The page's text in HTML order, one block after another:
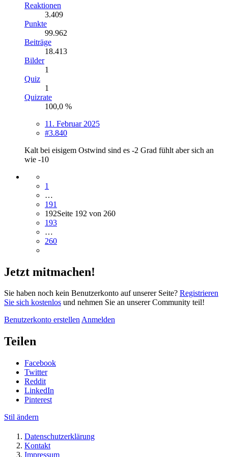
Reaktionen
3.409
Punkte
99.962
Beiträge
18.413
Bilder
1
Quiz
1
Quizrate
100,0 %
11. Februar 2025
#3.840
Kalt bei eisigem Ostwind sind es -2 Grad fühlt aber sich an
wie -10
1
…
191
192Seite 192 von 260
193
…
260
Jetzt mitmachen!
Sie haben noch kein Benutzerkonto auf unserer Seite? Registrieren
Sie sich kostenlos und nehmen Sie an unserer Community teil!
Benutzerkonto erstellenAnmelden
Teilen
Facebook
Twitter
Reddit
LinkedIn
Pinterest
Stil ändern
Datenschutzerklärung
Kontakt
Impressum